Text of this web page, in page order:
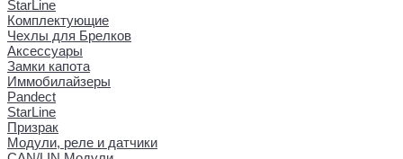
StarLine
Комплектующие
Чехлы для Брелков
Аксессуары
Замки капота
Иммобилайзеры
Pandect
StarLine
Призрак
Модули, реле и датчики